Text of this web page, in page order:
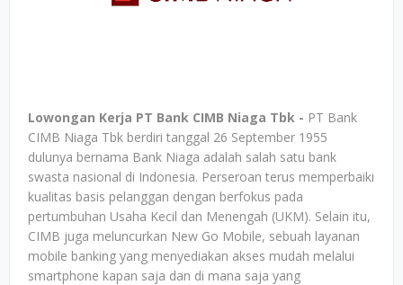
Lowongan Kerja PT Bank CIMB Niaga Tbk - PT Bank
CIMB Niaga Tbk berdiri tanggal 26 September 1955
dulunya bernama Bank Niaga adalah salah satu bank
swasta nasional di Indonesia. Perseroan terus memperbaiki
kualitas basis pelanggan dengan berfokus pada
pertumbuhan Usaha Kecil dan Menengah (UKM). Selain itu,
CIMB juga meluncurkan New Go Mobile, sebuah layanan
mobile banking yang menyediakan akses mudah melalui
smartphone kapan saja dan di mana saja yang